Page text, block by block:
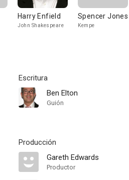
Harry Enfield
John Shakespeare
Spencer Jones
Kempe
Escritura
Ben Elton
Guión
Producción
Gareth Edwards
Productor